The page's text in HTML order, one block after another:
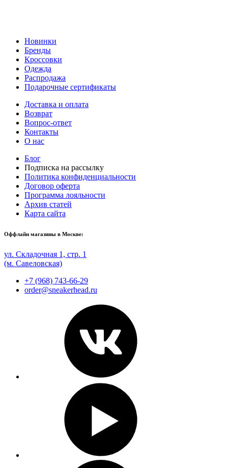
Новинки
Бренды
Кроссовки
Одежда
Распродажа
Подарочные сертификаты
Доставка и оплата
Возврат
Вопрос-ответ
Контакты
О нас
Блог
Подписка на рассылку
Политика конфиденциальности
Договор оферта
Программа лояльности
Архив статей
Карта сайта
Оффлайн магазины в Москве:
ул. Складочная 1, стр. 1
(м. Савеловская)
+7 (968) 743-66-29
order@sneakerhead.ru